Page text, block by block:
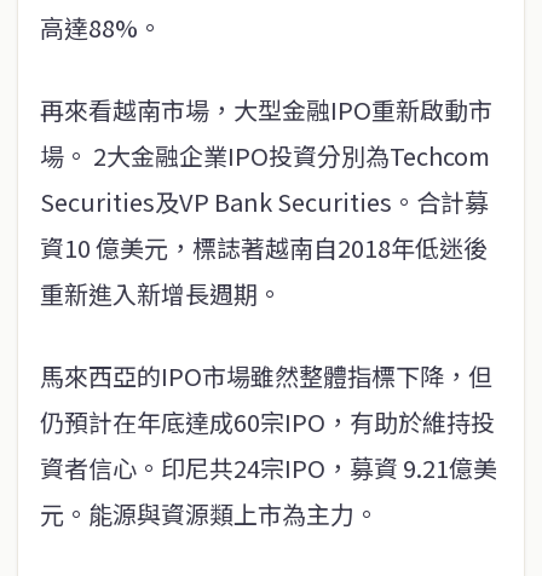
高達88%。
再來看越南市場，大型金融IPO重新啟動市
場。 2大金融企業IPO投資分別為Techcom
Securities及VP Bank Securities。合計募
資10 億美元，標誌著越南自2018年低迷後
重新進入新增長週期。
馬來西亞的IPO市場雖然整體指標下降，但
仍預計在年底達成60宗IPO，有助於維持投
資者信心。印尼共24宗IPO，募資 9.21億美
元。能源與資源類上市為主力。